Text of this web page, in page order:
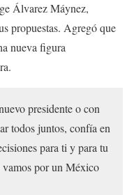
Álvarez Máynez,
propuestas. Agregó que
nueva figura
presidente o con
todos juntos, confía en
para ti y para tu
por un México